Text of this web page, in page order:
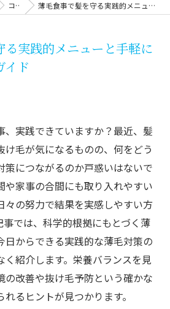
コラム 薄毛食事で髪を守る実践的メニューと手軽に始める薄毛対策ガイド
実践的メニューと手軽に
イド
、実践できていますか？最近、髪
け毛が気になるものの、何をどう
策につながるのか戸惑いはないで
や家事の合間にも取り入れやすい
々の努力で結果を実感しやすい方
では、科学的根拠にもとづく薄
日からできる実践的な薄毛対策の
く紹介します。栄養バランスを見
の改善や抜け毛予防という確かな
るヒントが見つかります。